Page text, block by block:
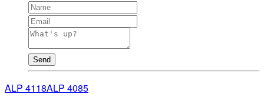
Send
ALP 4118ALP 4085